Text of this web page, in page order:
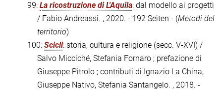
99: La ricostruzione di L'Aquila: dal modello ai progetti
/ Fabio Andreassi. , 2020. - 192 Seiten - (Metodi del
territorio)
100: Scicli: storia, cultura e religione (secc. V-XVI) /
Salvo Micciché, Stefania Fornaro ; prefazione di
Giuseppe Pitrolo ; contributi di Ignazio La China,
Giuseppe Nativo, Stefania Santangelo. , 2018. -